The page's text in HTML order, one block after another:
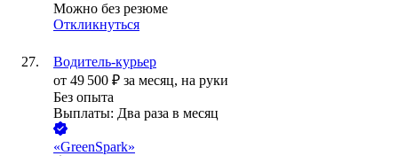
Можно без резюме
Откликнуться
Водитель-курьер
от 49 500 ₽ за месяц, на руки
Без опыта
Выплаты: Два раза в месяц
«GreenSpark»